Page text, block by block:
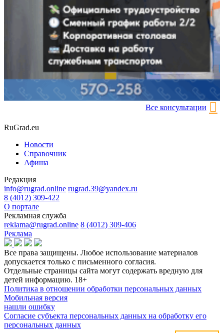
Все консультации
RuGrad.eu
Новости
Справочник
Афиша
Редакция
info@rugrad.online rugrad.39@yandex.ru
8 (4012) 309-422
О портале
Рекламная служба
reklama@rugrad.online 8 (4012) 309-406
Реклама
Все права защищены. Любое использование материалов
допускается только с письменного согласия.
Отдельные страницы сайта могут содержать вредную для
детей информацию. 18+
Политика в отношении обработки персональных данных
Мобильная версия
нашли ошибку
Согласие субъекта персональных данных на обработку его
персональных данных